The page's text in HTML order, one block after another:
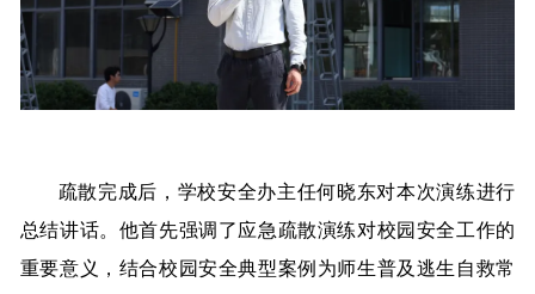
疏散完成后，学校安全办主任何晓东对本次演练进行
总结讲话。他首先强调了应急疏散演练对校园安全工作的
重要意义，结合校园安全典型案例为师生普及逃生自救常